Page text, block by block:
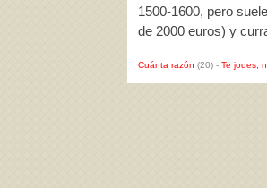
1500-1600, pero
de 2000 euros) y
Cuánta razón (20) - Te jodes,